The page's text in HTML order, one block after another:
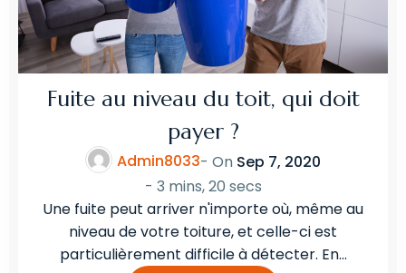
Fuite au niveau du toit, qui doit
payer ?
Admin8033- On Sep 7, 2020
- 3 mins, 20 secs
Une fuite peut arriver n'importe où, même au
niveau de votre toiture, et celle-ci est
particulièrement difficile à détecter. En…